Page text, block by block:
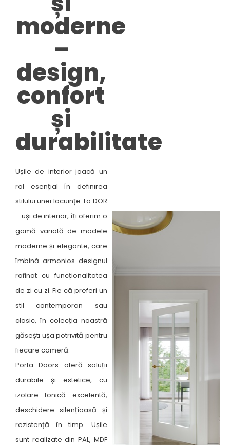
moderne
–
design,
confort
și
durabilitate​
Ușile de interior joacă un
rol esențial în definirea
stilului unei locuințe. La DOR
– uși de interior, îți oferim o
gamă variată de modele
moderne și elegante, care
îmbină armonios designul
rafinat cu funcționalitatea
de zi cu zi. Fie că preferi un
stil contemporan sau
clasic, în colecția noastră
găsești ușa potrivită pentru
fiecare cameră. ​
Porta Doors oferă soluții
durabile și estetice, cu
izolare fonică excelentă,
deschidere silențioasă și
rezistență în timp. Ușile
sunt realizate din PAL, MDF